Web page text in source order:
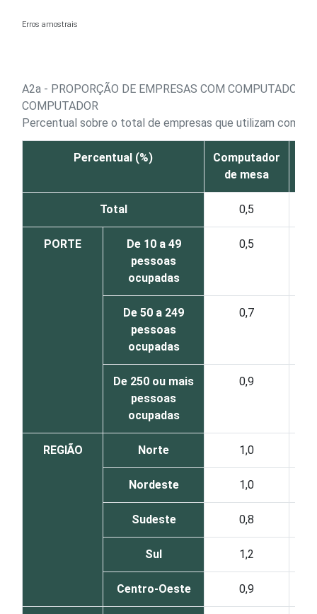
Erros amostrais
A2a - PROPORÇÃO DE EMPRESAS COM COMPUTADOR
COMPUTADOR
Percentual sobre o total de empresas que utilizam
Percentual (%)
Computador
de mesa
Total 0,5
PORTE
De 10 a 49
pessoas
ocupadas
0,5
De 50 a 249
pessoas
ocupadas
0,7
De 250 ou mais
pessoas
ocupadas
0,9
REGIÃO Norte 1,0
Nordeste 1,0
Sudeste 0,8
Sul 1,2
Centro-Oeste 0,9